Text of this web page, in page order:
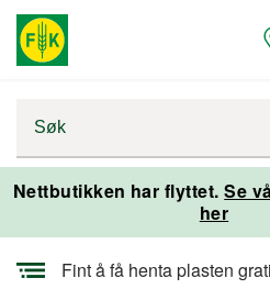
Nettbutikken har flyttet.Se
her
Alle artikler
Alle artikler planteproduksjon
Alle artikler grovfôrproduksjon
Fint å få henta plasten